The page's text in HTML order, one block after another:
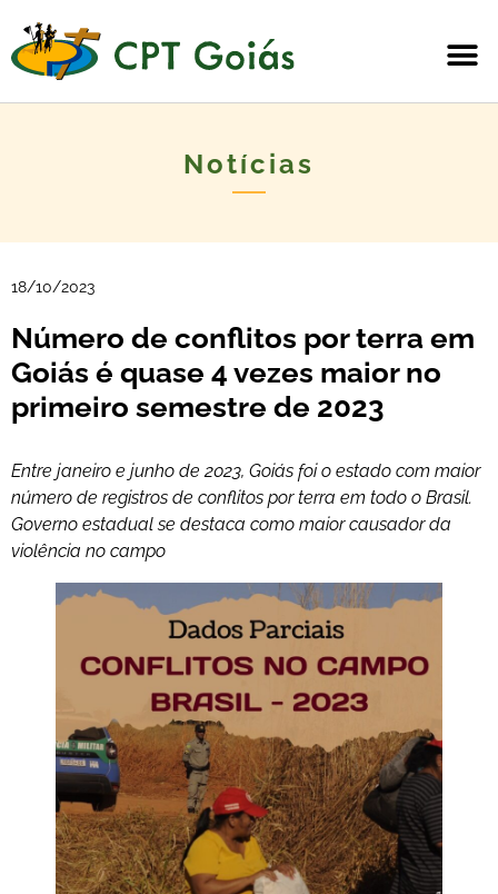
Notícias
18/10/2023
Número de conflitos por terra em
Goiás é quase 4 vezes maior no
primeiro semestre de 2023
Entre janeiro e junho de 2023, Goiás foi o estado com maior
número de registros de conflitos por terra em todo o Brasil.
Governo estadual se destaca como maior causador da
violência no campo